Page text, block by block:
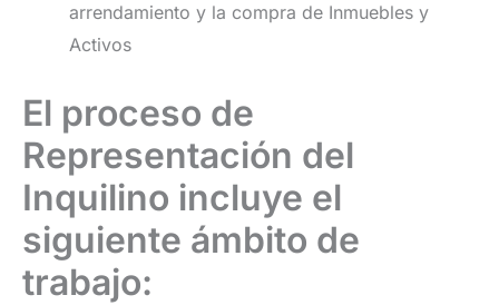
arrendamiento y la compra de Inmuebles y
Activos
El proceso de
Representación del
Inquilino incluye el
siguiente ámbito de
trabajo: